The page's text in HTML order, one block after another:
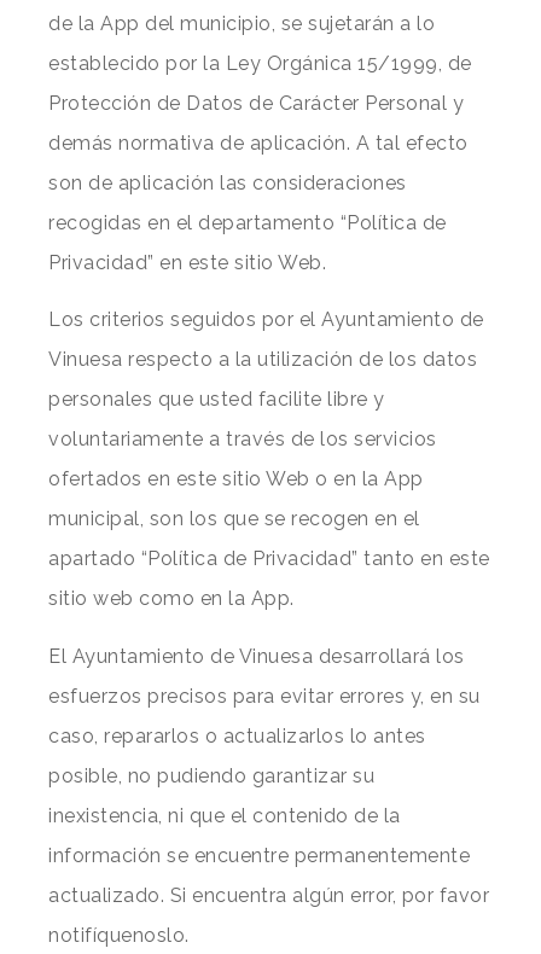
de la App del municipio, se sujetarán a lo
establecido por la Ley Orgánica 15/1999, de
Protección de Datos de Carácter Personal y
demás normativa de aplicación. A tal efecto
son de aplicación las consideraciones
recogidas en el departamento “Política de
Privacidad” en este sitio Web.
Los criterios seguidos por el Ayuntamiento de
Vinuesa respecto a la utilización de los datos
personales que usted facilite libre y
voluntariamente a través de los servicios
ofertados en este sitio Web o en la App
municipal, son los que se recogen en el
apartado “Política de Privacidad” tanto en este
sitio web como en la App.
El Ayuntamiento de Vinuesa desarrollará los
esfuerzos precisos para evitar errores y, en su
caso, repararlos o actualizarlos lo antes
posible, no pudiendo garantizar su
inexistencia, ni que el contenido de la
información se encuentre permanentemente
actualizado. Si encuentra algún error, por favor
notifíquenoslo.